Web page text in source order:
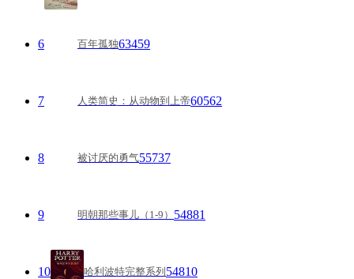
6 百年孤独63459
7 人类简史：从动物到上帝60562
8 被讨厌的勇气55737
9 明朝那些事儿（1-9） 54881
10 哈利波特完整系列 54810